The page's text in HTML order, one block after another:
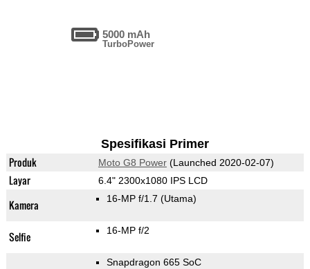
5000 mAh
TurboPower
Spesifikasi Primer
Produk Moto G8 Power(Launched 2020-02-07)
Layar 6.4" 2300x1080 IPS LCD
Kamera 16-MP f/1.7 (Utama)
Selfie 16-MP f/2
Snapdragon 665 SoC